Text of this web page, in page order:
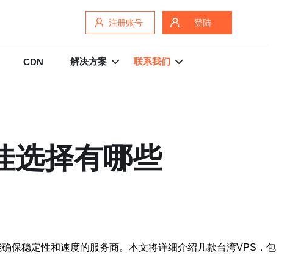
注册账号 登陆
CDN 解决方案 联系我们
选择有哪些
保稳定性和速度的服务商。本文将详细介绍几款台湾VPS ，包